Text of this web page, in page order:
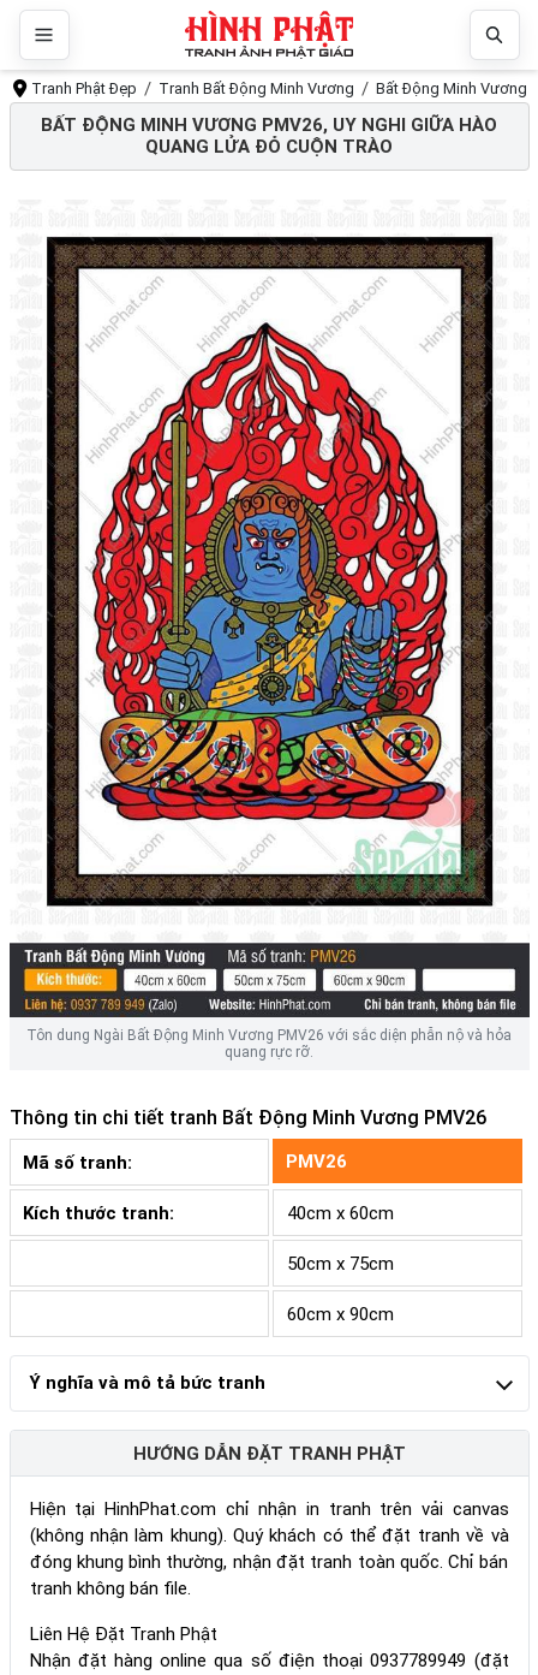
Tranh Phật Đẹp Tranh Bất Động Minh Vương Bất Động Minh Vương
BẤT ĐỘNG MINH VƯƠNG PMV26, UY NGHI GIỮA HÀO
QUANG LỬA ĐỎ CUỘN TRÀO
Tôn dung Ngài Bất Động Minh Vương PMV26 với sắc diện phẫn nộ và hỏa
quang rực rỡ.
Thông tin chi tiết tranh Bất Động Minh Vương PMV26
Mã số tranh: PMV26
Kích thước tranh: 40cm x 60cm
50cm x 75cm
60cm x 90cm
Ý nghĩa và mô tả bức tranh
HƯỚNG DẪN ĐẶT TRANH PHẬT
Hiện tại HinhPhat.com chỉ nhận in tranh trên vải canvas
(không nhận làm khung). Quý khách có thể đặt tranh về và
đóng khung bình thường, nhận đặt tranh toàn quốc. Chỉ bán
tranh không bán file.
Liên Hệ Đặt Tranh Phật
Nhận đặt hàng online qua số điện thoại 0937789949 (đặt